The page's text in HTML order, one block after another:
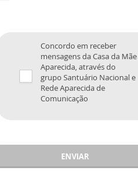
Concordo em receber
mensagens da Casa da Mãe
Aparecida, através do
grupo Santuário Nacional e
Rede Aparecida de
Comunicação
ENVIAR